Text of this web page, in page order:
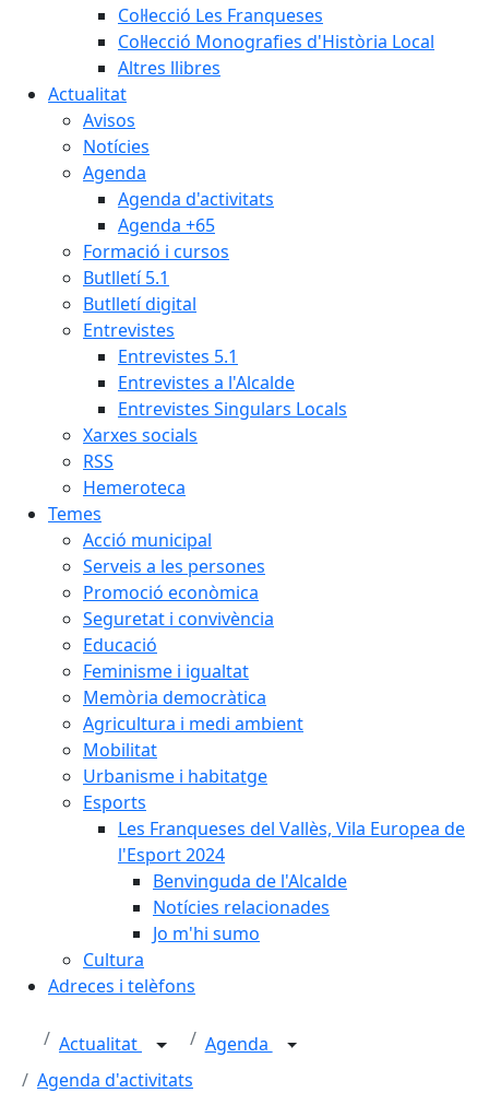
Col·lecció Les Franqueses
Col·lecció Monografies d'Història Local
Altres llibres
Actualitat
Avisos
Notícies
Agenda
Agenda d'activitats
Agenda +65
Formació i cursos
Butlletí 5.1
Butlletí digital
Entrevistes
Entrevistes 5.1
Entrevistes a l'Alcalde
Entrevistes Singulars Locals
Xarxes socials
RSS
Hemeroteca
Temes
Acció municipal
Serveis a les persones
Promoció econòmica
Seguretat i convivència
Educació
Feminisme i igualtat
Memòria democràtica
Agricultura i medi ambient
Mobilitat
Urbanisme i habitatge
Esports
Les Franqueses del Vallès, Vila Europea de
l'Esport 2024
Benvinguda de l'Alcalde
Notícies relacionades
Jo m'hi sumo
Cultura
Adreces i telèfons
Actualitat
Agenda
Agenda d'activitats